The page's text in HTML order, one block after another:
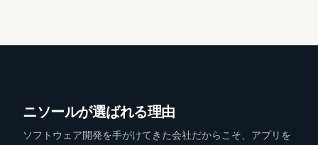
ニソールが選ばれる理由
ソフトウェア開発を手がけてきた会社だからこそ、アプリを